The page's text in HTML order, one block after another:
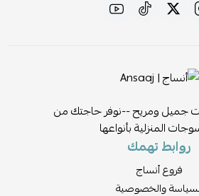
جميل ومريح --نوفر حاجتك من
المنزلية بأنواعها
روابط تهمك
فروع أنساج
والخصوصية